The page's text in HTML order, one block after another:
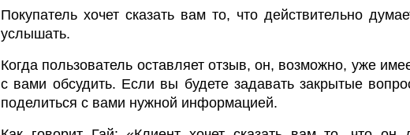
Покупатель хочет сказать вам то, что действительно
услышать.
Когда пользователь оставляет отзыв, он, возможно, уже
с вами обсудить. Если вы будете задавать закрытые
поделиться с вами нужной информацией.